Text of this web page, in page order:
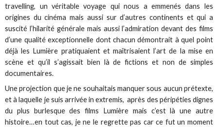
travelling, un véritable voyage qui nous a emmenés dans les
origines du cinéma mais aussi sur d’autres continents et qui a
suscité l’hilarité générale mais aussi l’admiration devant des films
d’une qualité exceptionnelle dont chacun démontrait à quel point
déjà les Lumière pratiquaient et maîtrisaient l’art de la mise en
scène et qu’il s’agissait bien là de fictions et non de simples
documentaires.
Une projection que je ne souhaitais manquer sous aucun prétexte,
et à laquelle je suis arrivée in extremis, après des péripéties dignes
du plus burlesque des films Lumière mais c’est là une autre
histoire…en tout cas, je ne le regrette pas car ce fut un moment